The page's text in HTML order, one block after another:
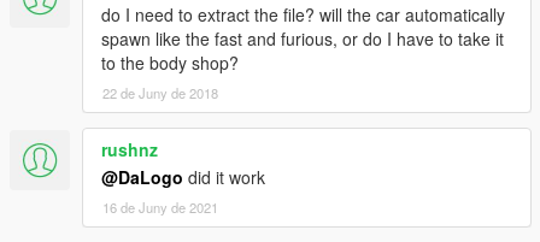
do I need to extract the file? will the car automatically
spawn like the fast and furious, or do I have to take it
to the body shop?
22 de Juny de 2018
rushnz
@DaLogo did it work
16 de Juny de 2021